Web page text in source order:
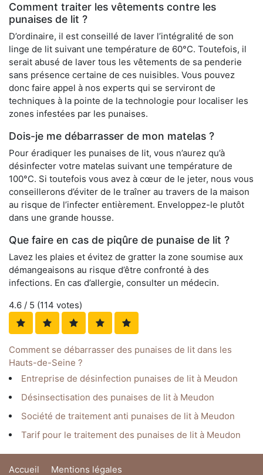
Comment traiter les vêtements contre les
punaises de lit ?
D’ordinaire, il est conseillé de laver l’intégralité de son
linge de lit suivant une température de 60°C. Toutefois, il
serait abusé de laver tous les vêtements de sa penderie
sans présence certaine de ces nuisibles. Vous pouvez
donc faire appel à nos experts qui se serviront de
techniques à la pointe de la technologie pour localiser les
zones infestées par les punaises.
Dois-je me débarrasser de mon matelas ?
Pour éradiquer les punaises de lit, vous n’aurez qu’à
désinfecter votre matelas suivant une température de
100°C. Si toutefois vous avez à cœur de le jeter, nous vous
conseillerons d’éviter de le traîner au travers de la maison
au risque de l’infecter entièrement. Enveloppez-le plutôt
dans une grande housse.
Que faire en cas de piqûre de punaise de lit ?
Lavez les plaies et évitez de gratter la zone soumise aux
démangeaisons au risque d’être confronté à des
infections. En cas d’allergie, consulter un médecin.
4.6 / 5 (114 votes)
Comment se débarrasser des punaises de lit dans les
Hauts-de-Seine ?
Entreprise de désinfection punaises de lit à Meudon
Désinsectisation des punaises de lit à Meudon
Société de traitement anti punaises de lit à Meudon
Tarif pour le traitement des punaises de lit à Meudon
Accueil Mentions légales